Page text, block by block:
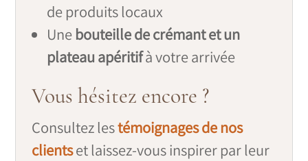
de produits locaux
Une bouteille de crémant et un
plateau apéritifà votre arrivée
Vous hésitez encore ?
Consultez lestémoignages de nos
clientset laissez-vous inspirer par leur